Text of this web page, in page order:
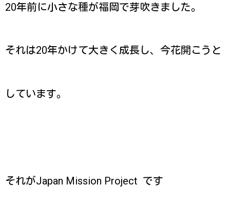
20年前に小さな種が福岡で芽吹きました。
それは20年かけて大きく成長し、今花開こうと
しています。
それがJapan Mission Project です